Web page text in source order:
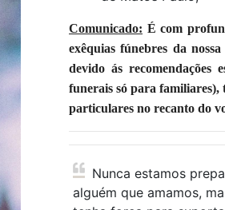
Comunicado: É com
exêquias fúnebres da
devido ás recomendações
funerais só para familiares),
particulares no recanto do
alguém que amamos,